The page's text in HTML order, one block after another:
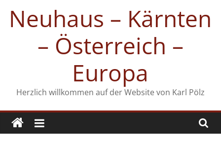
Inhalt
springen
Neuhaus – Kärnten
– Österreich –
Europa
Herzlich willkommen auf der Website von Karl Pölz